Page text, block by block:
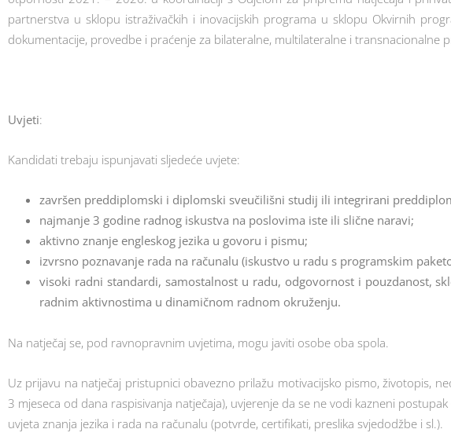
partnerstva u sklopu istraživačkih i inovacijskih programa u sklopu Okvirnih
dokumentacije, provedbe i praćenje za bilateralne, multilateralne i
Uvjeti:
Kandidati trebaju ispunjavati sljedeće uvjete:
završen preddiplomski i diplomski sveučilišni studij ili integrirani
najmanje 3 godine radnog iskustva na poslovima iste ili slične naravi;
aktivno znanje engleskog jezika u govoru i pismu;
izvrsno poznavanje rada na računalu (iskustvo u radu s programskim
visoki radni standardi, samostalnost u radu, odgovornost i pouzdanost,
radnim aktivnostima u dinamičnom radnom okruženju.
Na natječaj se, pod ravnopravnim uvjetima, mogu javiti osobe oba spola.
Uz prijavu na natječaj pristupnici obavezno prilažu motivacijsko pismo, životopis,
3 mjeseca od dana raspisivanja natječaja), uvjerenje da se ne vodi kazneni
uvjeta znanja jezika i rada na računalu (potvrde, certifikati, preslika svjedodžbe i sl.).